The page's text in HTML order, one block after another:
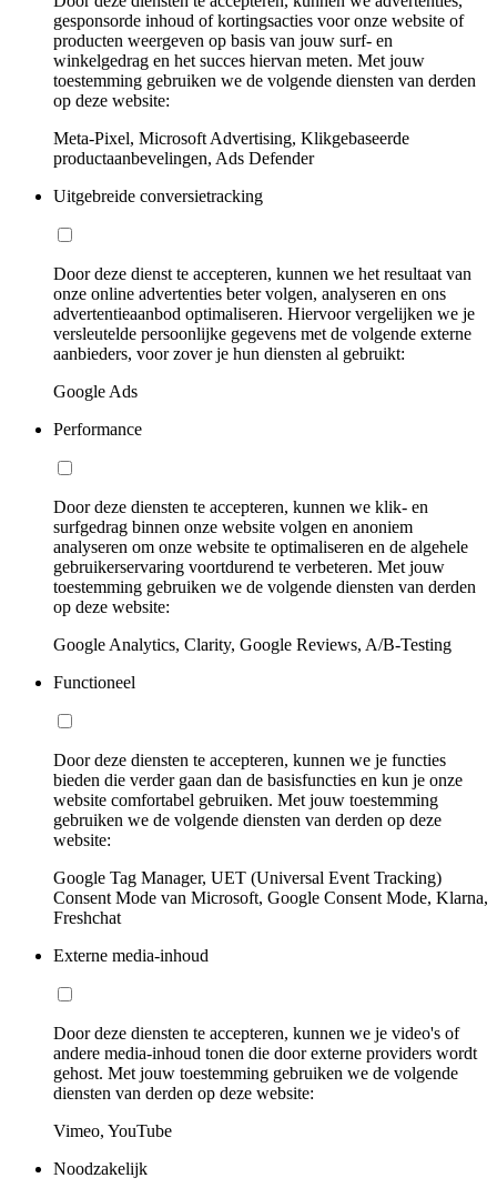
gesponsorde inhoud of kortingsacties voor onze website of
producten weergeven op basis van jouw surf- en
winkelgedrag en het succes hiervan meten. Met jouw
toestemming gebruiken we de volgende diensten van derden
op deze website:
Meta-Pixel, Microsoft Advertising, Klikgebaseerde
productaanbevelingen, Ads Defender
Uitgebreide conversietracking
Door deze dienst te accepteren, kunnen we het resultaat van
onze online advertenties beter volgen, analyseren en ons
advertentieaanbod optimaliseren. Hiervoor vergelijken we je
versleutelde persoonlijke gegevens met de volgende externe
aanbieders, voor zover je hun diensten al gebruikt:
Google Ads
Performance
Door deze diensten te accepteren, kunnen we klik- en
surfgedrag binnen onze website volgen en anoniem
analyseren om onze website te optimaliseren en de algehele
gebruikerservaring voortdurend te verbeteren. Met jouw
toestemming gebruiken we de volgende diensten van derden
op deze website:
Google Analytics, Clarity, Google Reviews, A/B-Testing
Functioneel
Door deze diensten te accepteren, kunnen we je functies
bieden die verder gaan dan de basisfuncties en kun je onze
website comfortabel gebruiken. Met jouw toestemming
gebruiken we de volgende diensten van derden op deze
website:
Google Tag Manager, UET (Universal Event Tracking)
Consent Mode van Microsoft, Google Consent Mode, Klarna,
Freshchat
Externe media-inhoud
Door deze diensten te accepteren, kunnen we je video's of
andere media-inhoud tonen die door externe providers wordt
gehost. Met jouw toestemming gebruiken we de volgende
diensten van derden op deze website:
Vimeo, YouTube
Noodzakelijk